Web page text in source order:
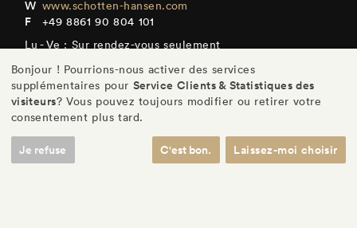
www.schotten-hansen.com
+49 8861 90 804 101
Lu - Ve : Sur rendez-vous seulement
ES
Bonjour ! Pourrions-nous activer des services
supplémentaires pour Service Clients & Statistiques des
visiteurs? Vous pouvez toujours modifier ou retirer votre
consentement plus tard.
Laissez-moi choisir
Je refuse C'est bon.